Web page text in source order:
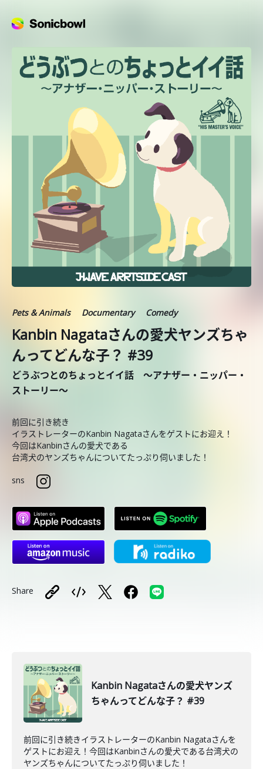
Pets & Animals Documentary Comedy
Kanbin Nagataさんの愛犬ヤンズちゃ
んってどんな子？ #39
どうぶつとのちょっとイイ話 ～アナザー・ニッパー・
ストーリー～
前回に引き続き
イラストレーターのKanbin Nagataさんをゲストにお迎え！
今回はKanbinさんの愛犬である
台湾犬のヤンズちゃんについてたっぷり伺いました！
sns
Share
Kanbin Nagataさんの愛犬ヤンズ
ちゃんってどんな子？ #39
前回に引き続きイラストレーターのKanbin Nagataさんを
ゲストにお迎え！今回はKanbinさんの愛犬である台湾犬の
ヤンズちゃんについてたっぷり伺いました！